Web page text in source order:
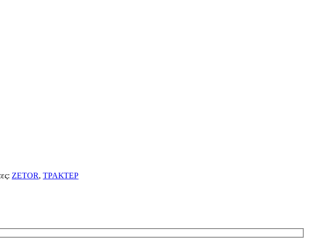
ZETOR, ΤΡΑΚΤΕΡ